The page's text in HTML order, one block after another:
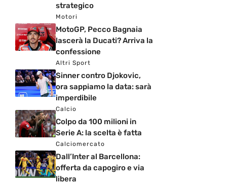
strategico
Motori
MotoGP, Pecco Bagnaia
lascerà la Ducati? Arriva la
confessione
Altri Sport
Sinner contro Djokovic,
ora sappiamo la data: sarà
imperdibile
Calcio
Colpo da 100 milioni in
Serie A: la scelta è fatta
Calciomercato
Dall’Inter al Barcellona:
offerta da capogiro e via
libera